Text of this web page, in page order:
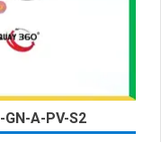
GN-A-PV-S2